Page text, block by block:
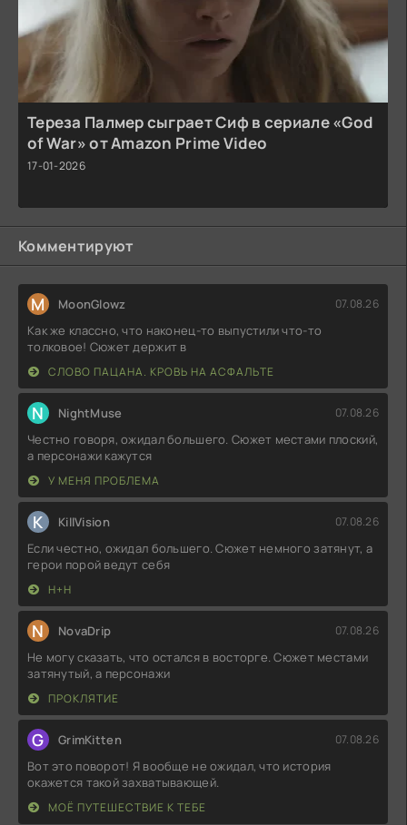
Тереза Палмер сыграет Сиф в сериале «God
of War» от Amazon Prime Video
17-01-2026
Комментируют
M MoonGlowz 07.08.26
Как же классно, что наконец-то выпустили что-то
толковое! Сюжет держит в
СЛОВО ПАЦАНА. КРОВЬ НА АСФАЛЬТЕ
N NightMuse 07.08.26
Честно говоря, ожидал большего. Сюжет местами плоский,
а персонажи кажутся
У МЕНЯ ПРОБЛЕМА
K KillVision 07.08.26
Если честно, ожидал большего. Сюжет немного затянут, а
герои порой ведут себя
Н+Н
N NovaDrip 07.08.26
Не могу сказать, что остался в восторге. Сюжет местами
затянутый, а персонажи
ПРОКЛЯТИЕ
G GrimKitten 07.08.26
Вот это поворот! Я вообще не ожидал, что история
окажется такой захватывающей.
МОЁ ПУТЕШЕСТВИЕ К ТЕБЕ